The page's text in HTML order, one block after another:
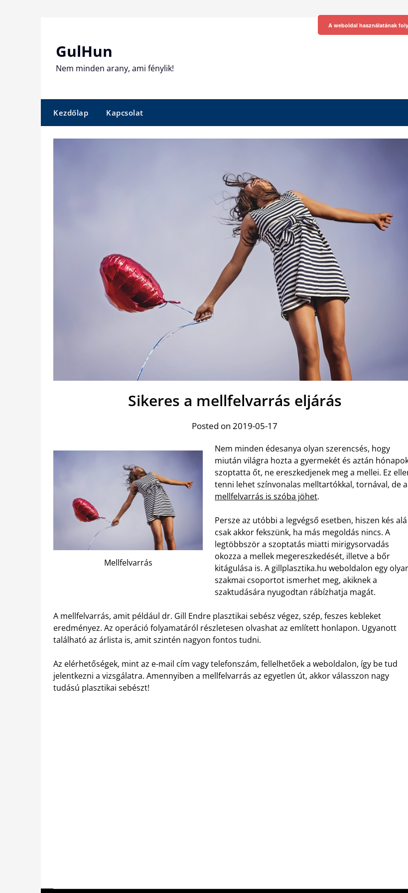
GulHun
Nem minden arany, ami fénylik!
Kezdőlap Kapcsolat
Sikeres a mellfelvarrás eljárás
Posted on 2019-05-17
Mellfelvarrás
Nem minden édesanya olyan szerencsés, hogy
miután világra hozta a gyermekét és aztán
szoptatta őt, ne ereszkedjenek meg a mellei. Ez
tenni lehet színvonalas melltartókkal, tornával, de a
mellfelvarrás is szóba jöhet.
Persze az utóbbi a legvégső esetben, hiszen kés alá
csak akkor fekszünk, ha más megoldás nincs. A
legtöbbször a szoptatás miatti mirigysorvadás
okozza a mellek megereszkedését, illetve a bőr
kitágulása is. A gillplasztika.hu weboldalon egy
szakmai csoportot ismerhet meg, akiknek a
szaktudására nyugodtan rábízhatja magát.
A mellfelvarrás, amit például dr. Gill Endre plasztikai sebész végez, szép, feszes kebleket
eredményez. Az operáció folyamatáról részletesen olvashat az említett honlapon. Ugyanott
található az árlista is, amit szintén nagyon fontos tudni.
Az elérhetőségek, mint az e-mail cím vagy telefonszám, fellelhetőek a weboldalon, így be tud
jelentkezni a vizsgálatra. Amennyiben a mellfelvarrás az egyetlen út, akkor válasszon nagy
tudású plasztikai sebészt!
A weboldal használatának